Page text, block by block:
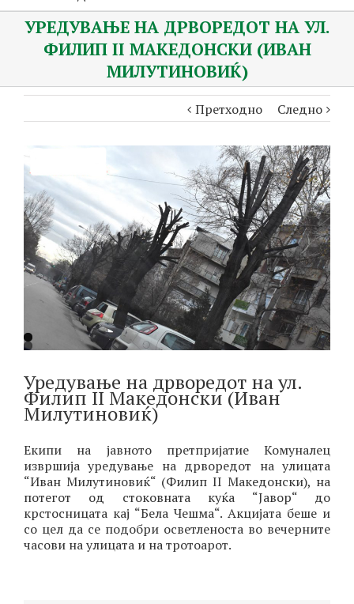
УРЕДУВАЊЕ НА ДРВОРЕДОТ НА УЛ.
ФИЛИП II МАКЕДОНСКИ (ИВАН
МИЛУТИНОВИЌ)
Претходно Следно
Уредување на дрворедот на ул.
Филип II Македонски (Иван
Милутиновиќ)
Екипи на јавното претпријатие Комуналец
извршија уредување на дрворедот на улицата
“Иван Милутиновиќ“ (Филип II Македонски), на
потегот од стоковната куќа “Јавор“ до
крстосницата кај “Бела Чешма“. Акцијата беше и
со цел да се подобри осветленоста во вечерните
часови на улицата и на тротоарот.